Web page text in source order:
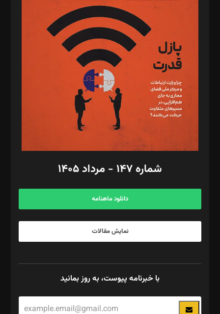
د‌بیر پیوست جهان: مینا پاکدل
د‌بیر تحریریه آنلاین: بابک نقاش
تحریریه‌: مجتبی محمود‌ی، آرش برهمند، یسنا امان‌پور، سروش کرمیان،
مصطفی مسجدی آرانی، ابوالفضل رجبی، زهرا فکرانه، فائزه فتحی
رستمی،مصطفی باستان
ویرایش: نگار استاد‌‌آقا
طراح یونیفرم: مجید توکلی
فیلمبرداری و عکاسی: امیر شفیعی، مانی لطفی زاده
گرافیک و صفحه‌آرایی: سید‌سبحان‌علی ثابت
مد‌یر توسعه تجاری: کامبیز برید‌
امور مالی: شاپور رهبری، محمد‌ کاظمی‌نیا
آگهی و مشترکین: ۰۹۱۹۹۹۹۰۴۵۴
شماره ۱۴۷ - مرداد ۱۴۰۵
دانلود ماهنامه
نمایش مقالات
با خبرنامه پیوست، به روز بمانید